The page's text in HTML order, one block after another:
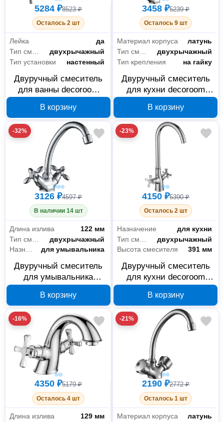
5284 ₽8523 ₽
Осталось 2 шт
Лейка
да
двухрычажный
Тип установки
настенный
Двуручный смеситель
для ванны decoroom
изливом 300 мм
В корзину
3458 ₽5239 ₽
Осталось 9 шт
Материал корпуса
латунь
двухрычажный
Тип крепления
на гайку
Двуручный смеситель
для кухни decoroom
поворотным изливом
В корзину
-32%
3126 ₽4597 ₽
В наличии 14 шт
Длина излива
122 мм
двухрычажный
Назначение
для умывальника
Двуручный смеситель
для умывальника
поворотным изливом
В корзину
-23%
4150 ₽5390 ₽
Осталось 2 шт
Назначение
для кухни
двухрычажный
Высота смесителя
391 мм
Двуручный смеситель
для кухни decoroom
поворотным изливом
В корзину
-16%
4350 ₽5179 ₽
Осталось 4 шт
Длина излива
129 мм
-21%
2190 ₽2772 ₽
Осталось 1 шт
Материал корпуса
латунь